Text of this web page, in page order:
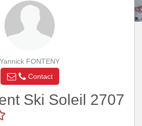
Yannick FONTENY
Contact
Ski Soleil 2707